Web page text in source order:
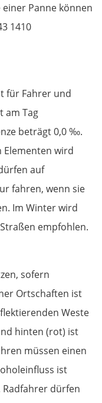
Panne können
1410
für Fahrer und
am Tag
beträgt 0,0 ‰.
wird
auf
fahren, wenn sie
Im Winter wird
empfohlen.
sofern
Ortschaften ist
Weste
hinten (rot) ist
müssen einen
ist
dürfen